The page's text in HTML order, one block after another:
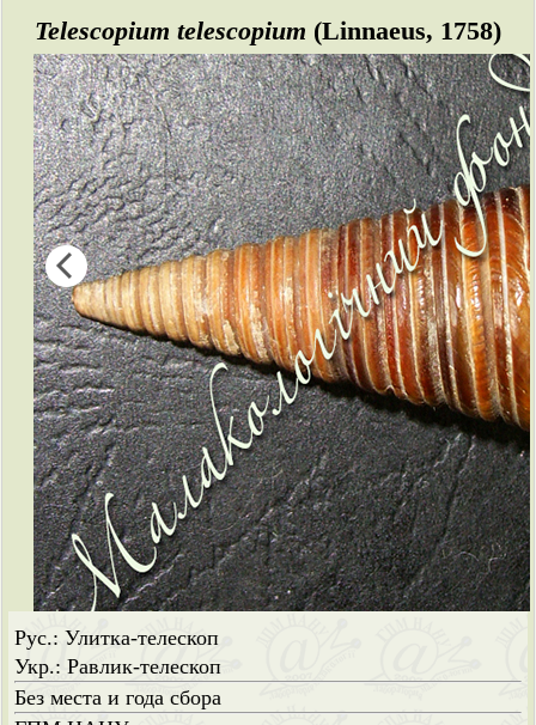
Telescopium telescopium (Linnaeus, 1758)
Рус.: Улитка-телескоп
Укр.: Равлик-телескоп
Без места и года сбора